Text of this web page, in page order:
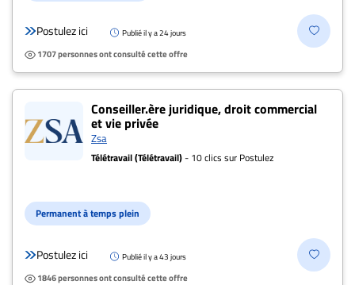
entreprises
Page
entreprises
un
emploi
recrutements
NOUS
Postulez ici Publié il y a 24 jours
1707 personnes ont consulté cette offre
Conseiller.ère juridique, droit commercial
et vie privée
Zsa
Télétravail (Télétravail)- 10 clics sur Postulez
Permanent à temps plein
Postulez ici Publié il y a 43 jours
1846 personnes ont consulté cette offre